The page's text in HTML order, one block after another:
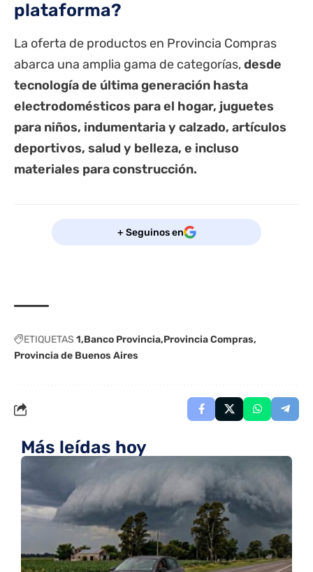
plataforma?
La oferta de productos en Provincia Compras
abarca una amplia gama de categorías,desde
tecnología de última generación hasta
electrodomésticos para el hogar, juguetes
para niños, indumentaria y calzado, artículos
deportivos, salud y belleza, e incluso
materiales para construcción.
+ Seguinos en
ETIQUETAS 1 Banco Provincia Provincia Compras
Provincia de Buenos Aires
Más leídas hoy